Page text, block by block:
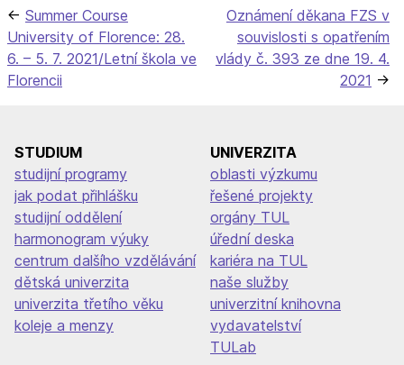
Navigace
pro
příspěvek
Summer Course
University of Florence: 28.
6. – 5. 7. 2021/Letní škola ve
Florencii
Oznámení děkana FZS v
souvislosti s opatřením
vlády č. 393 ze dne 19. 4.
2021
STUDIUM
studijní programy
jak podat přihlášku
studijní oddělení
harmonogram výuky
centrum dalšího vzdělávání
dětská univerzita
univerzita třetího věku
koleje a menzy
UNIVERZITA
oblasti výzkumu
řešené projekty
orgány TUL
úřední deska
kariéra na TUL
naše služby
univerzitní knihovna
vydavatelství
TULab